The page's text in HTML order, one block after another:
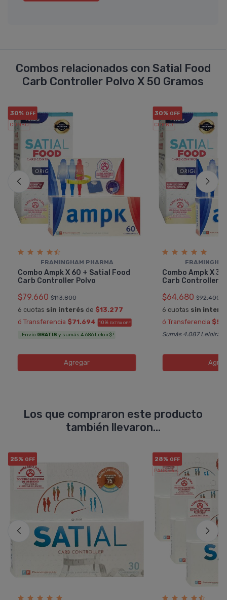
Combos relacionados con Satial Food
Carb Controller Polvo X 50 Gramos
30% OFF
COMBO
FRAMINGHAM PHARMA
Combo Ampk X 60 + Satial Food
Carb Controller Polvo
$79.660 $113.800
6 cuotas sin interés de $13.277
ó Transferencia $71.694 10% EXTRA OFF
¡ Envío GRATIS y sumás 4.686 Leloir$ !
Agregar
30% OFF
COMBO
Combo Ampk X
Carb Controller
$64.680 $92.400
6 cuotas sin
ó Transferencia
Sumás 4.087 Leloir$
Los que compraron este producto
también llevaron...
25% OFF 28% OFF
PACK x3u.